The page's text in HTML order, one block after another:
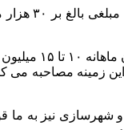
وی در ادامه اظهار کرد: ما
رئیس کمیسیون عمران مجلس
زمینه مصاحبه می